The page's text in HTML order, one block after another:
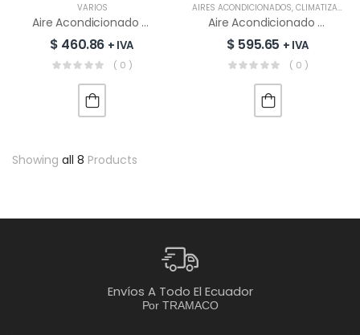
VARIOS
Aire Acondicionado Split Inverter SMC 24000 BTU Wi-Fi | SMCAS242IGL
$ 460.86 + IVA
( 0 )
AIRES ACONDICIONADOS, CLIMATIZACIÓN
Aire Acondicionado Split Inverter TCL 36000 BTU | TAC36CSDI XA73
$ 595.65 + IVA
( 0 )
Showing all 8 Products
Envíos A Todo El Ecuador
Por TRAMACO